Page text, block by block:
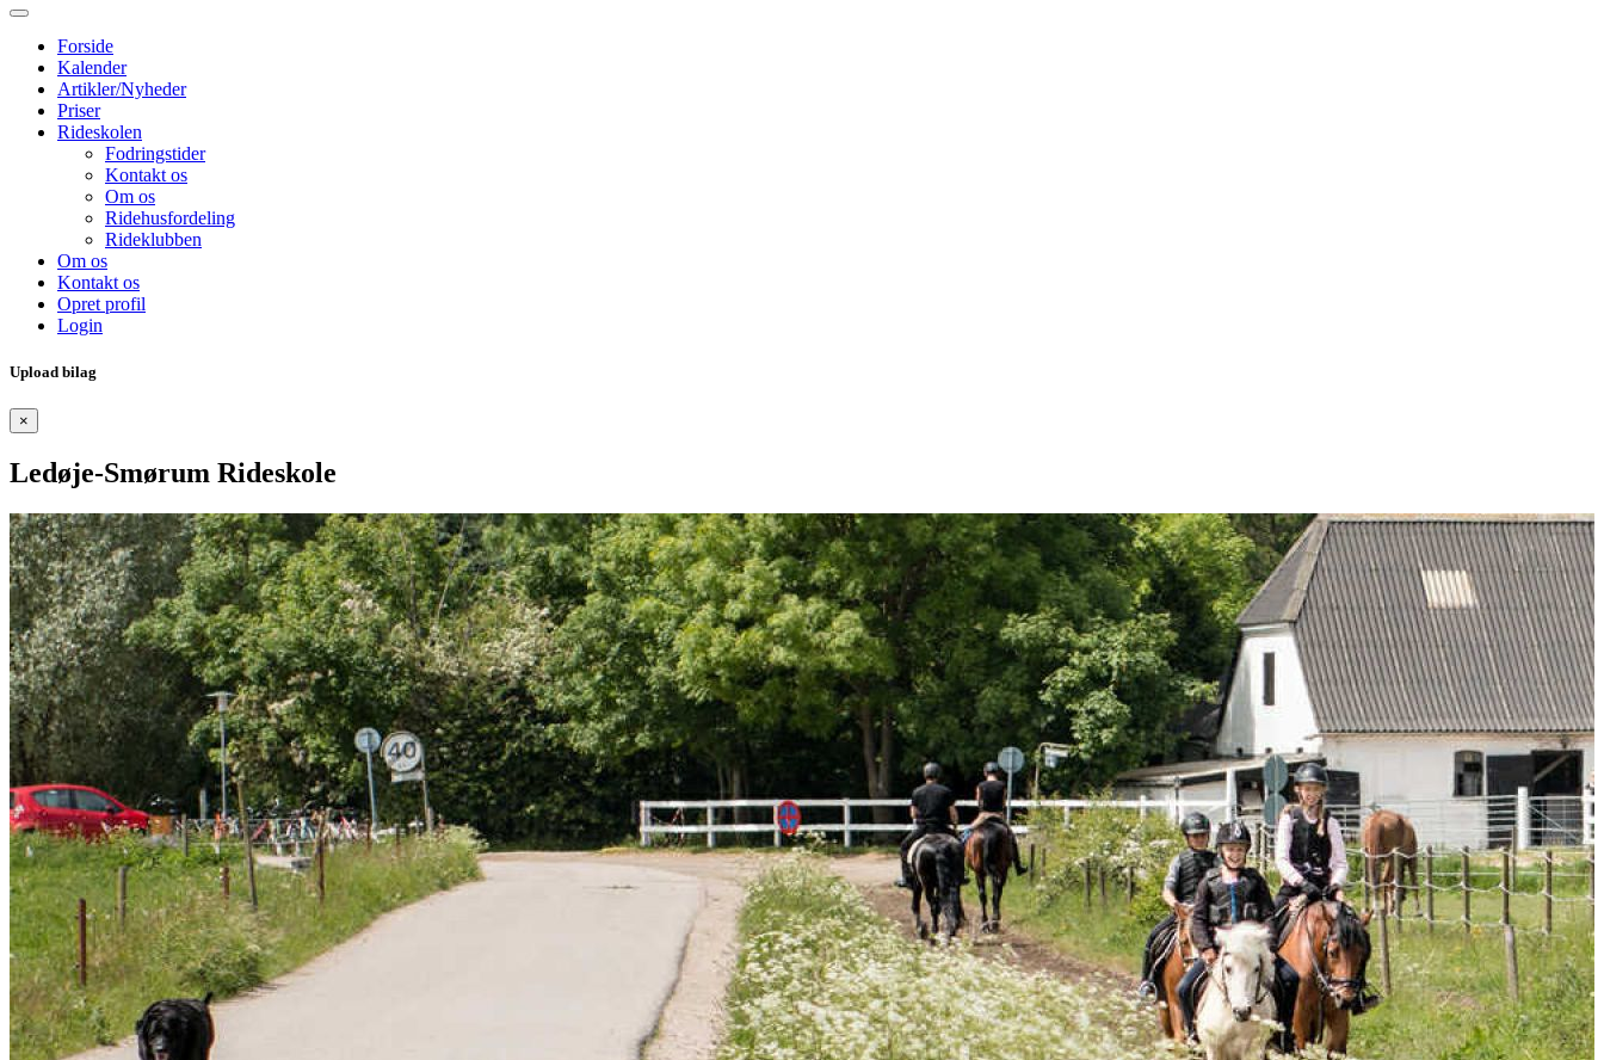
Forside
Kalender
Artikler/Nyheder
Priser
Rideskolen
Fodringstider
Kontakt os
Om os
Ridehusfordeling
Rideklubben
Om os
Kontakt os
Opret profil
Login
Upload bilag
×
Ledøje-Smørum Rideskole